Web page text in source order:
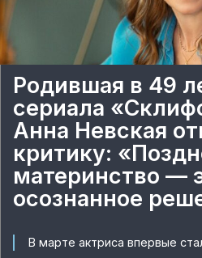
Родившая в 49
сериала
Анна Невская
критику:
материнство —
осознанное
В марте актриса впервые